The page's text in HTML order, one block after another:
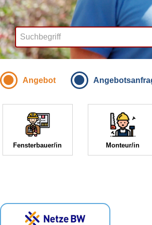
Angebot
Fensterbauer/in Monteur/in